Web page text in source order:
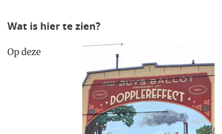
Wat is hier te zien?
Op deze